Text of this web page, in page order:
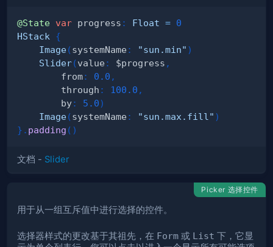
@State var progress : Float = 0
HStack
{
Image(systemName : "sun.min" )
Slider(value : $progress ,
        from
: 0.0 ,
        through
: 100.0 ,
        by
: 5.0)
Image(systemName : "sun.max.fill" )
} . padding ( )
文档 - Slider
Picker 选择控件
用于从一组互斥值中进行选择的控件。
选择器样式的更改基于其祖先，在 Form 或 List 下，它显